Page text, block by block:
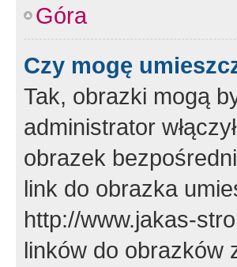
Góra
Czy mogę
Tak, obrazki mogą
administrator
obrazek
link do obrazka
http://www.jakas-
linków do obrazków